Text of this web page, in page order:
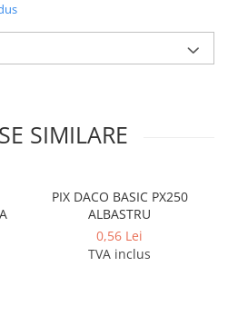
in ambalajul original al
acest site au caracter informativ.
pot varia in functie de
mici care se pot inghiti sau inhala
produsul departe de foc, si nu il
ridicate si a umiditatii.
SIMILARE
PIX DACO BASIC PX250
ALBASTRU
0,56 Lei
TVA inclus